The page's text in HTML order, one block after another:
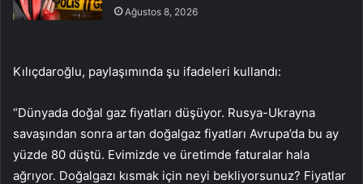
Ağustos 8, 2026
Kılıçdaroğlu, paylaşımında şu ifadeleri kullandı:
“Dünyada doğal gaz fiyatları düşüyor. Rusya-Ukrayna
savaşından sonra artan doğalgaz fiyatları Avrupa’da bu ay
yüzde 80 düştü. Evimizde ve üretimde faturalar hala
ağrıyor. Doğalgazı kısmak için neyi bekliyorsunuz? Fiyatlar